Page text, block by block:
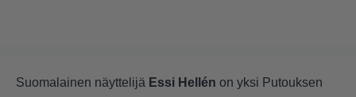
Suomalainen näyttelijä Essi Hellén on yksi Putouksen